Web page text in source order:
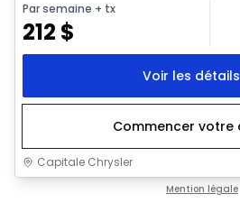
Par semaine + tx
212 $
Voir les détails
Commencer votre
Capitale Chrysler
Mention légale